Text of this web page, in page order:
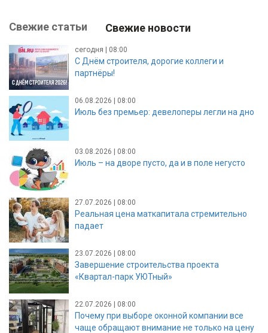
Свежие статьи Свежие новости
сегодня | 08:00
С Днём строителя, дорогие коллеги и
партнёры!
06.08.2026 | 08:00
Июль без премьер: девелоперы легли на дно
03.08.2026 | 08:00
Июль – на дворе пусто, да и в поле негусто
27.07.2026 | 08:00
Реальная цена маткапитала стремительно
падает
23.07.2026 | 08:00
Завершение строительства проекта
«Квартал-парк УЮТный»
22.07.2026 | 08:00
Почему при выборе оконной компании все
чаще обращают внимание не только на цену